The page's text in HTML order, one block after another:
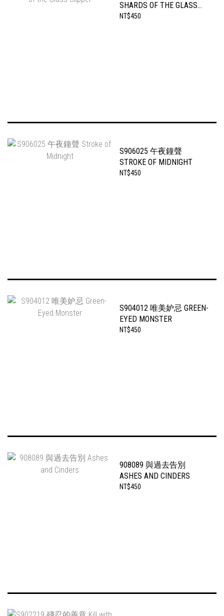
SHARDS OF THE GLASS
SLIPPER
NT$450
S906025 午夜鐘聲
STROKE OF MIDNIGHT
NT$450
S904012 唯美妒忌 GREEN-
EYED MONSTER
NT$450
908089 與過去告別
ASHES AND CINDERS
NT$450